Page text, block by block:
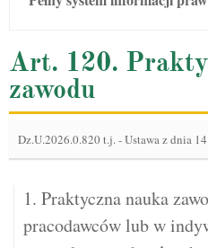
Art. 120.
zawodu
Dz.U.2026.0.820 t.j.-Ustawa z dnia
1. Praktyczna nauka
pracodawców lub w